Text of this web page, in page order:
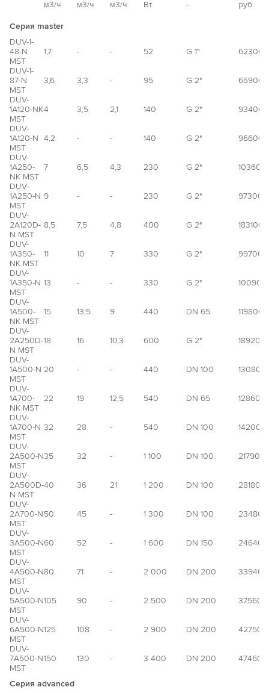
м3/ч м3/ч м3/ч Вт - руб
Серия master
DUV-1-
48-N
MST
1,7 - - 52 G 1"
623000
DUV-1-
87-N
MST
3,6 3,3 - 95 G 2"
659000
DUV-
1А120-NK
MST
4 3,5 2,1 140 G 2"
934000
DUV-
1А120-N
MST
4,2 - - 140 G 2"
966000
DUV-
1А250-
NK MST
7 6,5 4,3 230 G 2"
DUV-
1А250-N
MST
9 - - 230 G 2"
973000
DUV-
2A120D-
N MST
8,5 7,5 4,8 400 G 2"
1831000
DUV-
1А350-
NK MST
11 10 7 330 G 2"
997000
DUV-
1А350-N
MST
13 - - 330 G 2"
DUV-
1А500-
NK MST
15 13,5 9 440 DN 65
1198000
DUV-
2A250D-
N MST
18 16 10,3 600 G 2"
DUV-
1А500-N
MST
20 - - 440 DN 100
DUV-
1А700-
NK MST
22 19 12,5 540 DN 65
DUV-
1А700-N
MST
32 28 - 540 DN 100
DUV-
2А500-N
MST
35 32 - 1 100 DN 100
DUV-
2A500D-
N MST
40 36 21 1 200 DN 100
DUV-
2А700-N
MST
50 45 - 1 300 DN 100
DUV-
3А500-N
MST
60 52 - 1 600 DN 150
DUV-
4А500-N
MST
80 71 - 2 000 DN 200
DUV-
5А500-N
MST
105 90 - 2 500 DN 200
DUV-
6А500-N
MST
125 108 - 2 900 DN 200
DUV-
7А500-N
MST
150 130 - 3 400 DN 200
Серия advanced